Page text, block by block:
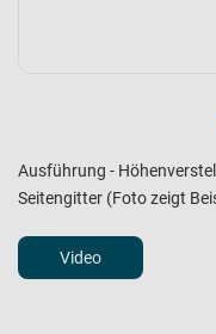
Ausführung -
Seitengitter (Foto zeigt
Video